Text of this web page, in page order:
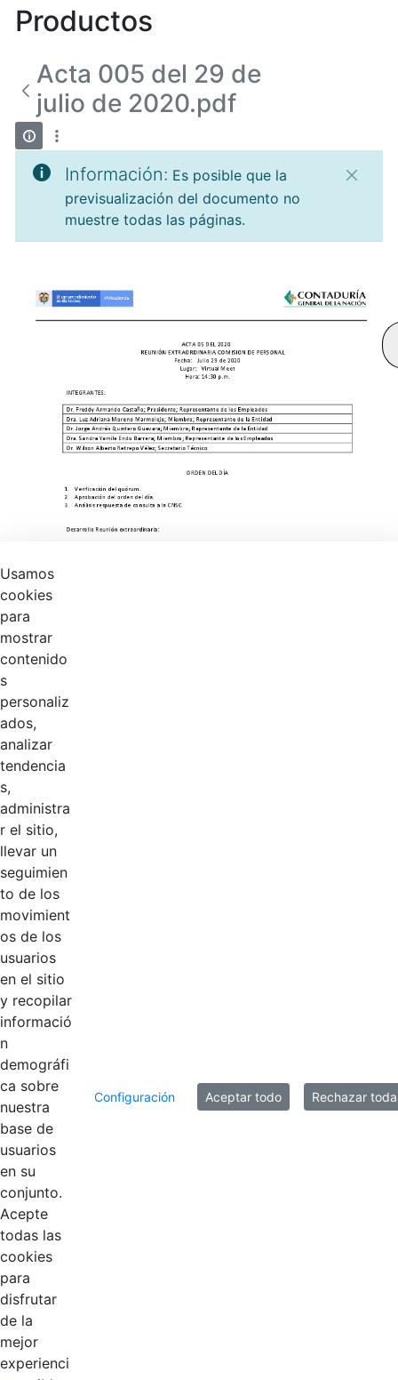
Productos
Acta 005 del 29 de
julio de 2020.pdf
Información: Es posible que la
previsualización del documento no
muestre todas las páginas.
Productos
AÑADIR COMENTARIOS
Usamos
cookies
para
mostrar
contenido
s
personaliz
ados,
analizar
tendencia
s,
administra
r el sitio,
llevar un
seguimien
to de los
movimient
os de los
usuarios
en el sitio
y recopilar
informació
n
demográfi
ca sobre
nuestra
base de
usuarios
en su
conjunto.
Acepte
todas las
cookies
para
disfrutar
de la
mejor
experienci
Configuración Aceptar todo Rechazar